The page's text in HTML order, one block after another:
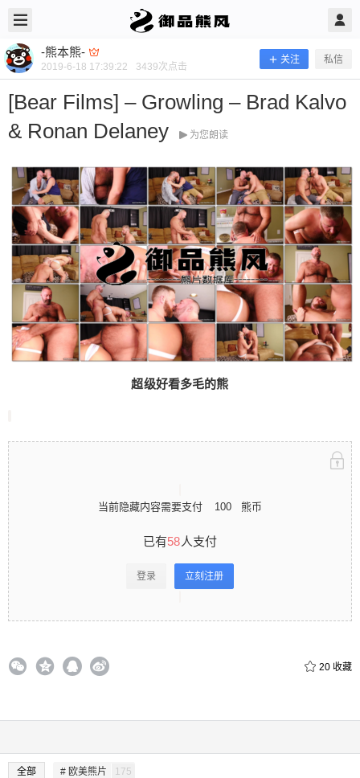
-熊本熊-
2019-6-18 17:39:22 3439次点击
关注 私信
[Bear Films] – Growling – Brad Kalvo
& Ronan Delaney
为您朗读
超级好看多毛的熊
当前隐藏内容需要支付 100 熊币
已有58人支付
登录 立刻注册
20 收藏
全部 # 欧美熊片 175
-熊本熊- @ 御品熊风 2019/6/18
[Bear Films] – Growling – Brad Kalvo
& Ronan Delaney
超级好看多毛的熊 当前隐藏内容需要支付100熊币